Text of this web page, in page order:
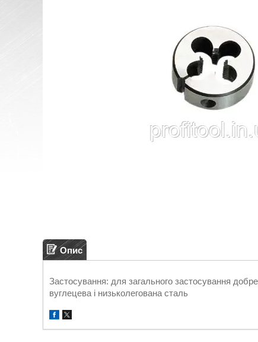
Опис
Застосування: для загального застосування
вуглецева і низьколегована сталь